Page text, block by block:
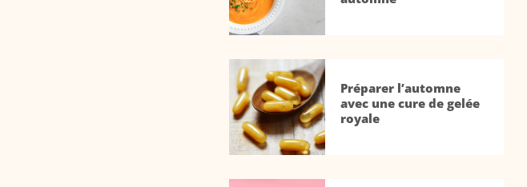
Préparer l’automne
avec une cure de gelée
royale